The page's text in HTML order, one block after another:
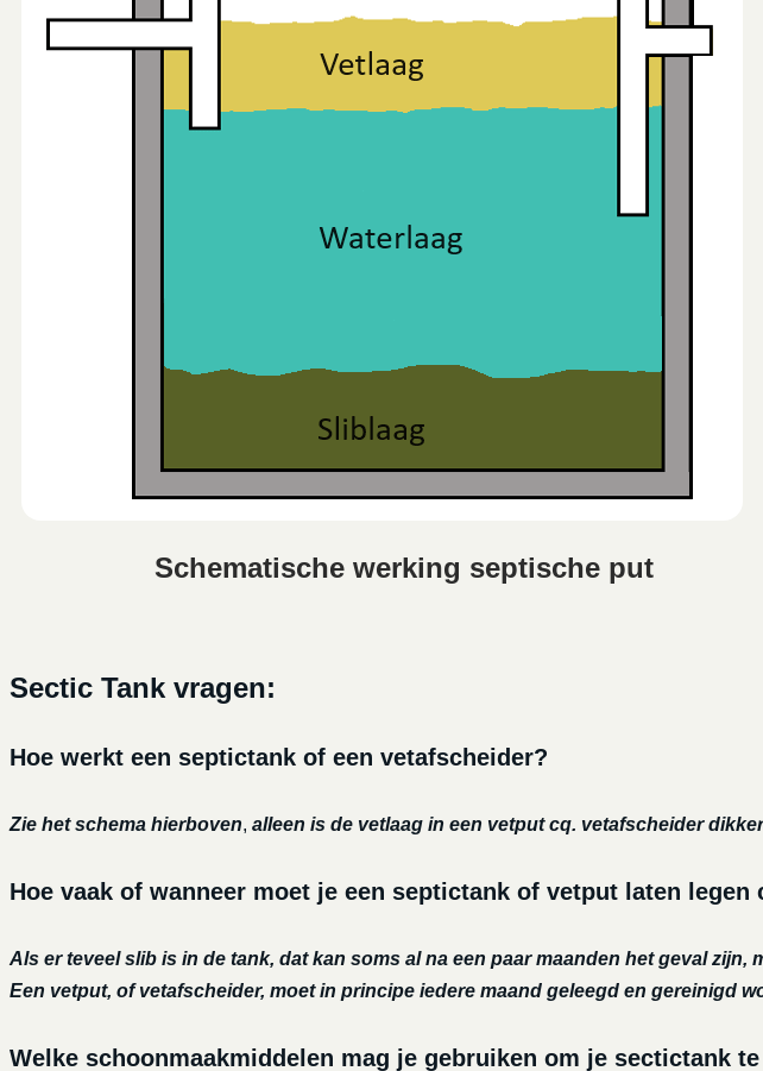
Schematische werking septische put
Sectic Tank vragen:
Hoe werkt een septictank of een vetafscheider?
Zie het schema hierboven, alleen is de vetlaag in een vetput cq. vetafscheider dikker
Hoe vaak of wanneer moet je een septictank of vetput laten legen
Als er teveel slib is in de tank, dat kan soms al na een paar maanden het geval zijn,
Een vetput, of vetafscheider, moet in principe iedere maand geleegd en gereinigd
Welke schoonmaakmiddelen mag je gebruiken om je sectictank